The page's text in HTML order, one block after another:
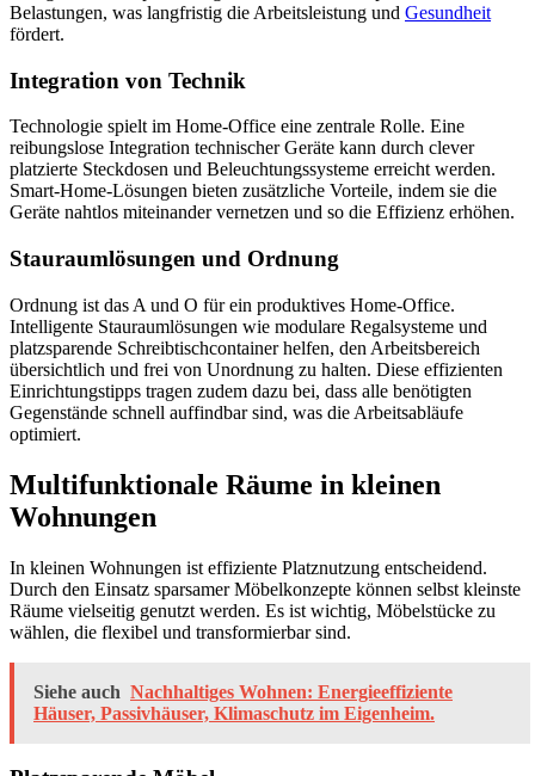
Belastungen, was langfristig die Arbeitsleistung und Gesundheit
fördert.
Integration von Technik
Technologie spielt im Home-Office eine zentrale Rolle. Eine
reibungslose Integration technischer Geräte kann durch clever
platzierte Steckdosen und Beleuchtungssysteme erreicht werden.
Smart-Home-Lösungen bieten zusätzliche Vorteile, indem sie die
Geräte nahtlos miteinander vernetzen und so die Effizienz erhöhen.
Stauraumlösungen und Ordnung
Ordnung ist das A und O für ein produktives Home-Office.
Intelligente Stauraumlösungen wie modulare Regalsysteme und
platzsparende Schreibtischcontainer helfen, den Arbeitsbereich
übersichtlich und frei von Unordnung zu halten. Diese effizienten
Einrichtungstipps tragen zudem dazu bei, dass alle benötigten
Gegenstände schnell auffindbar sind, was die Arbeitsabläufe
optimiert.
Multifunktionale Räume in kleinen
Wohnungen
In kleinen Wohnungen ist effiziente Platznutzung entscheidend.
Durch den Einsatz sparsamer Möbelkonzepte können selbst kleinste
Räume vielseitig genutzt werden. Es ist wichtig, Möbelstücke zu
wählen, die flexibel und transformierbar sind.
Siehe auch Nachhaltiges Wohnen: Energieeffiziente
Häuser, Passivhäuser, Klimaschutz im Eigenheim.